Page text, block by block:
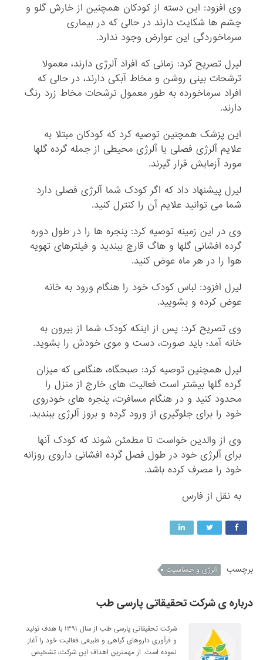
وی افزود: این دسته از کودکان همچنین از خارش گلو و
چشم ها شکایت دارند در حالی که در بیماری
سرماخوردگی این عوارض وجود ندارد.
لیرل تصریح کرد: زمانی که افراد آلرژی دارند، معمولا
ترشحات بینی روشن و مخاط آبکی دارند، در حالی که
افراد سرماخورده به طور معمول ترشحات مخاط زرد رنگ
دارند.
این پزشک همچنین توصیه کرد که کودکان مبتلا به
علایم آلرژی فصلی یا آلرژی محیطی از جمله گرده گلها
مورد آزمایش قرار گیرند.
لیرل پیشنهاد داد که اگر کودک شما آلرژی فصلی دارد
شما می توانید علایم آن را کنترل کنید.
وی در این زمینه توصیه کرد: پنجره ها را در طول دوره
گرده افشانی گلها و هاگ قارچ ببندید و فیلترهای تهویه
هوا را در هر ماه عوض کنید.
لیرل افزود: لباس کودک خود را هنگام ورود به خانه
عوض کرده و بشویید.
وی تصریح کرد: پس از اینکه کودک شما از بیرون به
خانه آمد؛ باید صورت، دست و موی خودش را بشوید.
لیرل همچنین توصیه کرد: صبحگاه، هنگامی که میزان
گرده گلها بیشتر است فعالیت های خارج از منزل را
محدود کنید و در هنگام مسافرت، پنجره های خودروی
خود را برای جلوگیری از ورود گرده و بروز آلرژی ببندید.
وی از والدین خواست تا مطمئن شوند که کودک آنها
برای آلرژی خود در طول فصل گرده افشانی داروی روزانه
خود را مصرف کرده باشد.
به نقل از فارس
برچسب آلرژی و حساسیت
درباره ی شرکت تحقیقاتی پارسی طب
شرکت تحقیقاتی پارسی طب از سال ۱۳۹۱ با هدف تولید
و فرآوری داروهای گیاهی و طبیعی فعالیت خود را آغاز
نموده است. از مهمترین اهداف این شرکت، تشخیص